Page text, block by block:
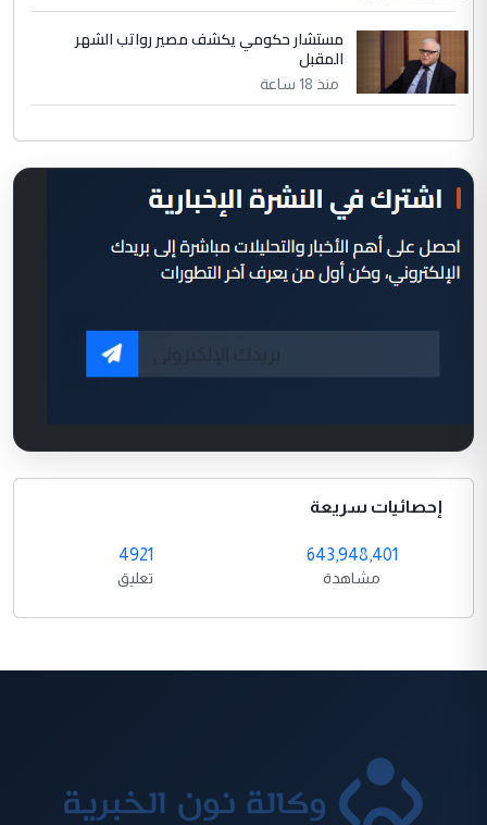
مستشار حكومي يكشف مصير رواتب الشهر
المقبل
منذ 18 ساعة
إحصائيات سريعة
643,948,401
مشاهدة
4921
تعليق